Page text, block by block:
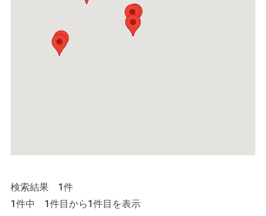
検索結果 1件
1件中 1件目から1件目を表示